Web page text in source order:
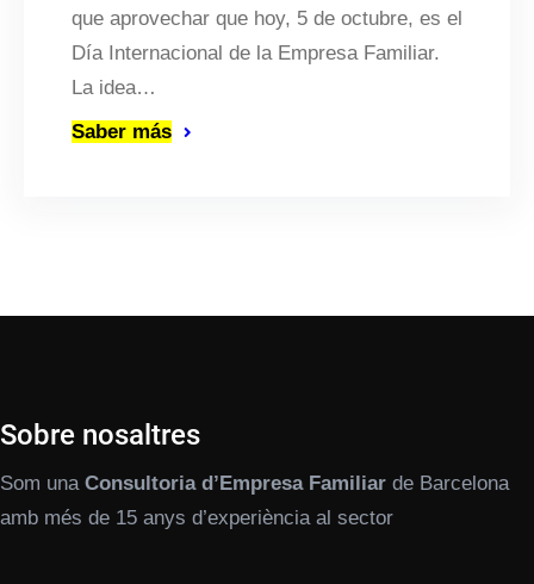
que aprovechar que hoy, 5 de octubre, es el
Día Internacional de la Empresa Familiar.
La idea…
Saber más
Sobre nosaltres
Som una Consultoria d’Empresa Familiar de Barcelona
amb més de 15 anys d’experiència al sector